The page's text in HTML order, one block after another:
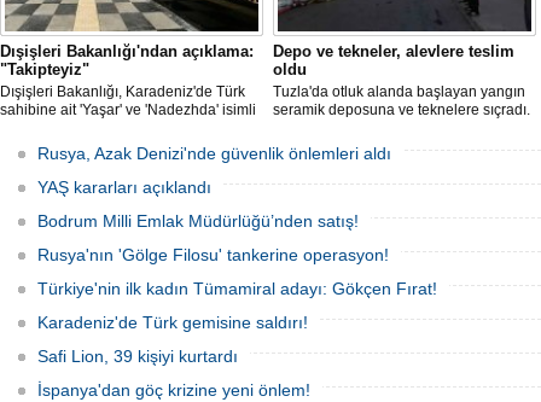
Dışişleri Bakanlığı'ndan açıklama:
"Takipteyiz"
Dışişleri Bakanlığı, Karadeniz'de Türk
sahibine ait 'Yaşar' ve 'Nadezhda' isimli
araçlarıyla gerçekleştirilen saldırıda
yaralanan personelin sağlık durumu ve
güvenliğinin yakından takip edildiğini
Depo ve tekneler, alevlere teslim
oldu
Tuzla'da otluk alanda başlayan yangın
seramik deposuna ve teknelere sıçradı.
alevleri kontrol altına aldı.
Rusya, Azak Denizi'nde güvenlik önlemleri aldı
YAŞ kararları açıklandı
Bodrum Milli Emlak Müdürlüğü’nden satış!
Rusya'nın 'Gölge Filosu' tankerine operasyon!
Türkiye'nin ilk kadın Tümamiral adayı: Gökçen Fırat!
Karadeniz'de Türk gemisine saldırı!
Safi Lion, 39 kişiyi kurtardı
İspanya'dan göç krizine yeni önlem!